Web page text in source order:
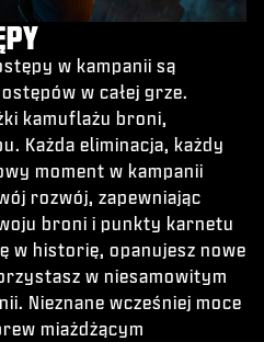
w kampanii są
w całej grze.
kamuflażu broni,
Każda eliminacja, każdy
moment w kampanii
rozwój, zapewniając
broni i punkty karnetu
w historię, opanujesz nowe
w niesamowitym
Nieznane wcześniej moce
miażdżącym